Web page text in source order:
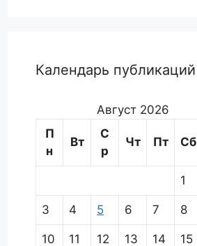
Календарь публикаций
Август 2026
П
н
Вт
С
р
Чт Пт Сб
1
3 4 5 6 7 8
10 11 12 13 14 15